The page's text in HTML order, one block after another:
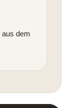
aus dem